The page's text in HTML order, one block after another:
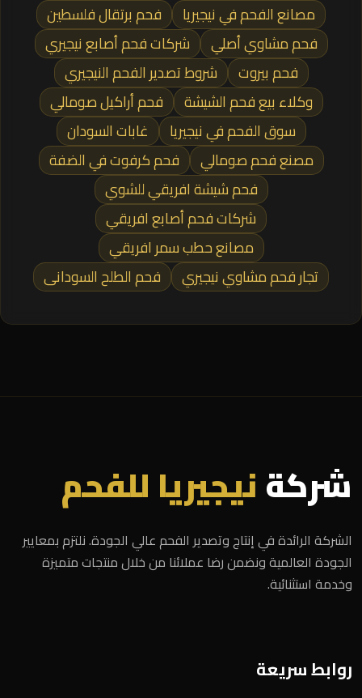
مصانع الفحم في نيجيريا
فحم برتقال فلسطين
فحم مشاوي أصلي
شركات فحم أصابع نيجيري
فحم بيروت
شروط تصدير الفحم النيجيري
وكلاء بيع فحم الشيشة
فحم أراكيل صومالي
سوق الفحم في نيجيريا
غابات السودان
مصنع فحم صومالي
فحم كرفوت في الضفة
فحم شيشة افريقي للشوي
شركات فحم أصابع افريقي
مصانع حطب سمر افريقي
تجار فحم مشاوي نيجيري
فحم الطلح السودانى
شركةنيجيريا للفحم
الشركة الرائدة في إنتاج وتصدير الفحم عالي الجودة. نلتزم بمعايير
الجودة العالمية ونضمن رضا عملائنا من خلال منتجات متميزة
وخدمة استثنائية.
روابط سريعة